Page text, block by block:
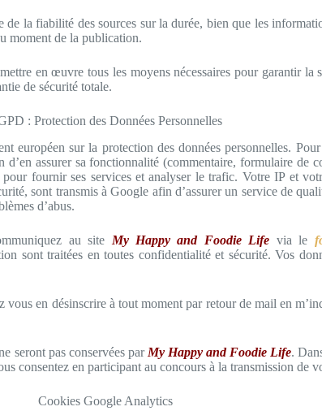
de la fiabilité des sources sur la durée, bien que les
moment de la publication.
mettre en œuvre tous les moyens nécessaires pour garantir la
de sécurité totale.
: Protection des Données Personnelles
européen sur la protection des données personnelles.
d’en assurer sa fonctionnalité (commentaire, formulaire de
fournir ses services et analyser le trafic. Votre IP et
sont transmis à Google afin d’assurer un service de
d’abus.
au site My Happy and Foodie Life via le
sont traitées en toutes confidentialité et sécurité. Vos
vous en désinscrire à tout moment par retour de mail en
seront pas conservées par My Happy and Foodie Life.
consentez en participant au concours à la transmission de
Cookies Google Analytics